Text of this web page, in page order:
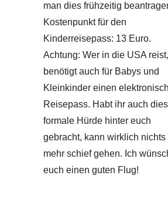
man dies frühzeitig
Kostenpunkt für den
Kinderreisepass: 13 Euro.
Achtung: Wer in die USA reist,
benötigt auch für Babys und
Kleinkinder einen
Reisepass. Habt ihr auch
formale Hürde hinter euch
gebracht, kann wirklich nichts
mehr schief gehen. Ich
euch einen guten Flug!